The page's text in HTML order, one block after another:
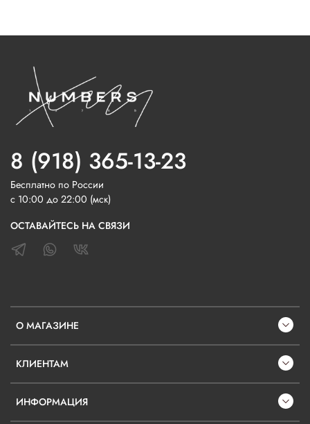
О МАГАЗИНЕ
КЛИЕНТАМ
ИНФОРМАЦИЯ
8 (918) 365-13-23
Бесплатно по России
с 10:00 до 22:00 (мск)
ОСТАВАЙТЕСЬ НА СВЯЗИ